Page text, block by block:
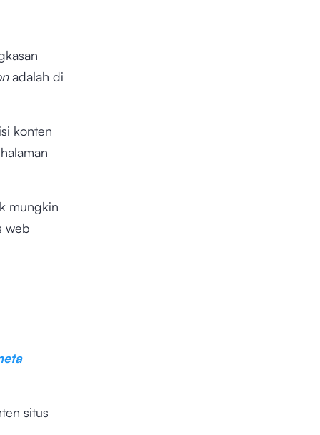
adalah di
konten
mungkin
web
situs